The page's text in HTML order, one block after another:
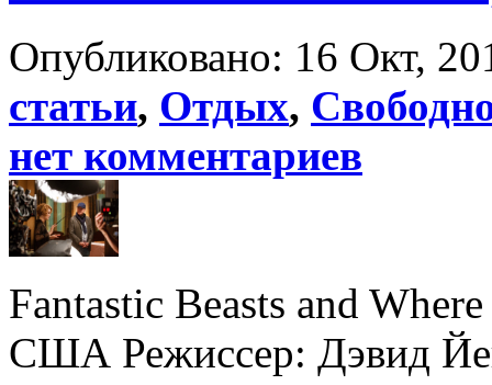
Опубликовано: 16 Окт,
статьи, Отдых,
нет комментариев
Fantastic Beasts and
США Режиссер: Дэвид